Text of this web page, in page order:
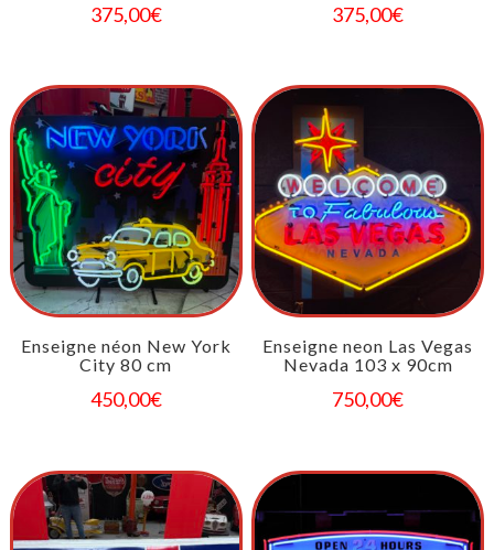
375,00€ 375,00€
Enseigne néon New York
City 80 cm
450,00€
Enseigne neon Las Vegas
Nevada 103 x 90cm
750,00€